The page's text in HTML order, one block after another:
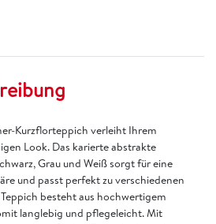
Kurzflorteppich verleiht Ihrem
Look. Das karierte abstrakte
Grau und Weiß sorgt für eine
und passt perfekt zu verschiedenen
besteht aus hochwertigem
langlebig und pflegeleicht. Mit